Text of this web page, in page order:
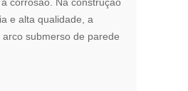
e alta qualidade, a
submerso de parede